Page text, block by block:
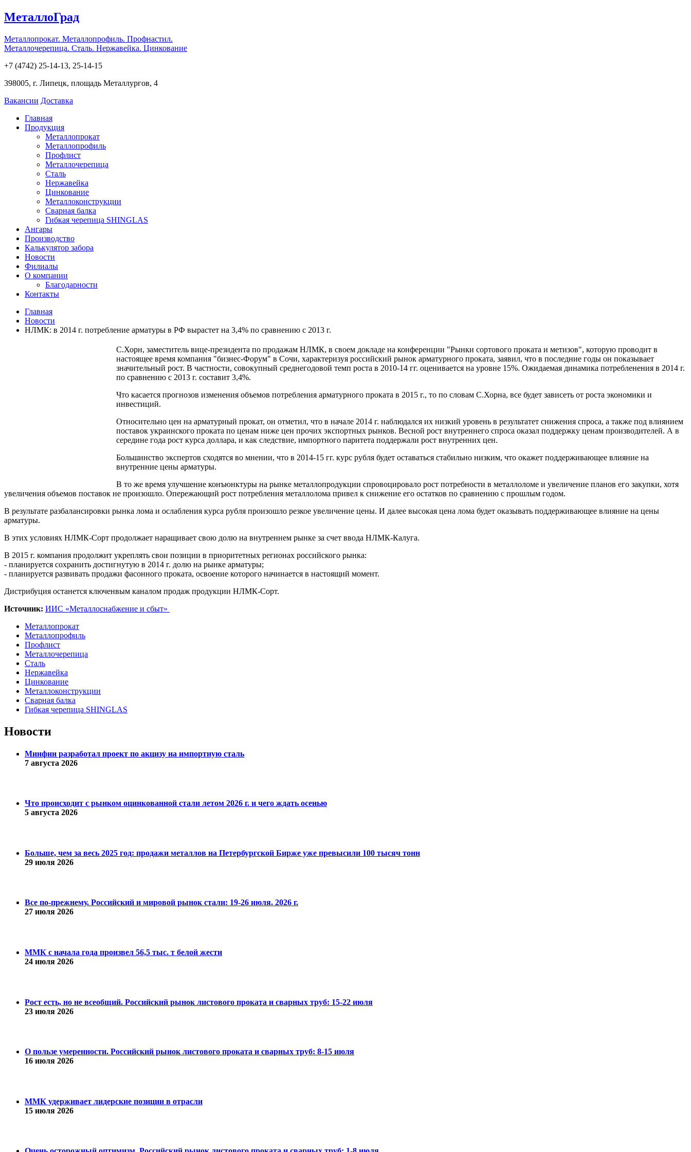
МеталлоГрад
Металлопрокат. Металлопрофиль. Профнастил.
Металлочерепица. Сталь. Нержавейка. Цинкование
+7 (4742) 25-14-13, 25-14-15
398005, г. Липецк, площадь Металлургов, 4
Вакансии Доставка
Главная
Продукция
Металлопрокат
Металлопрофиль
Профлист
Металлочерепица
Сталь
Нержавейка
Цинкование
Металлоконструкции
Сварная балка
Гибкая черепица SHINGLAS
Ангары
Производство
Калькулятор забора
Новости
Филиалы
О компании
Благодарности
Контакты
Главная
Новости
НЛМК: в 2014 г. потребление арматуры в РФ вырастет на 3,4% по сравнению с 2013 г.
С.Хорн, заместитель вице-президента по продажам НЛМК, в своем докладе на конференции "Рынки сортового проката и метизов", которую проводит в
настоящее время компания "бизнес-Форум" в Сочи, характеризуя российский рынок арматурного проката, заявил, что в последние годы он показывает
значительный рост. В частности, совокупный среднегодовой темп роста в 2010-14 гг. оценивается на уровне 15%. Ожидаемая динамика потребленения в 2014 г.
по сравнению с 2013 г. составит 3,4%.
Что касается прогнозов изменения объемов потребления арматурного проката в 2015 г., то по словам С.Хорна, все будет зависеть от роста экономики и
инвестиций.
Относительно цен на арматурный прокат, он отметил, что в начале 2014 г. наблюдался их низкий уровень в результатет снижения спроса, а также под влиянием
поставок украинского проката по ценам ниже цен прочих экспортных рынков. Весной рост внутреннего спроса оказал поддержку ценам производителей. А в
середине года рост курса доллара, и как следствие, импортного паритета поддержали рост внутренних цен.
Большинство экспертов сходятся во мнении, что в 2014-15 гг. курс рубля будет оставаться стабильно низким, что окажет поддерживающее влияние на
внутренние цены арматуры.
В то же время улучшение конъюнктуры на рынке металлопродукции спровоцировало рост потребности в металлоломе и увеличение планов его закупки, хотя
увеличения объемов поставок не произошло. Опережающий рост потребления металлолома привел к снижение его остатков по сравнению с прошлым годом.
В результате разбалансировки рынка лома и ослабления курса рубля произошло резкое увеличение цены. И далее высокая цена лома будет оказывать поддерживающее влияние на цены
арматуры.
В этих условиях НЛМК-Сорт продолжает наращивает свою долю на внутреннем рынке за счет ввода НЛМК-Калуга.
В 2015 г. компания продолжит укреплять свои позиции в приоритетных регионах российского рынка:
- планируется сохранить достигнутую в 2014 г. долю на рынке арматуры;
- планируется развивать продажи фасонного проката, освоение которого начинается в настоящий момент.
Дистрибуция останется ключенвым каналом продаж продукции НЛМК-Сорт.
Источник: ИИС «Металлоснабжение и сбыт»
Металлопрокат
Металлопрофиль
Профлист
Металлочерепица
Сталь
Нержавейка
Цинкование
Металлоконструкции
Сварная балка
Гибкая черепица SHINGLAS
Новости
Минфин разработал проект по акцизу на импортную сталь
7 августа 2026
Что происходит с рынком оцинкованной стали летом 2026 г. и чего ждать осенью
5 августа 2026
Больше, чем за весь 2025 год: продажи металлов на Петербургской Бирже уже превысили 100 тысяч тонн
29 июля 2026
Все по-прежнему. Российский и мировой рынок стали: 19-26 июля. 2026 г.
27 июля 2026
ММК с начала года произвел 56,5 тыс. т белой жести
24 июля 2026
Рост есть, но не всеобщий. Российский рынок листового проката и сварных труб: 15-22 июля
23 июля 2026
О пользе умеренности. Российский рынок листового проката и сварных труб: 8-15 июля
16 июля 2026
ММК удерживает лидерские позиции в отрасли
15 июля 2026